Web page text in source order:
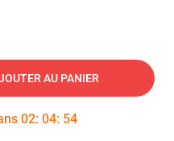
AU PANIER
02: 04: 54